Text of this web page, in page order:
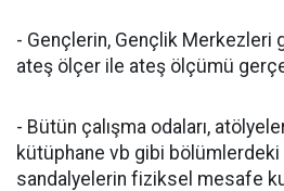
- Gençlerin, Gençlik Merkezleri
ateş ölçer ile ateş ölçümü
- Bütün çalışma odaları,
kütüphane vb gibi bölümlerdeki
sandalyelerin fiziksel mesafe